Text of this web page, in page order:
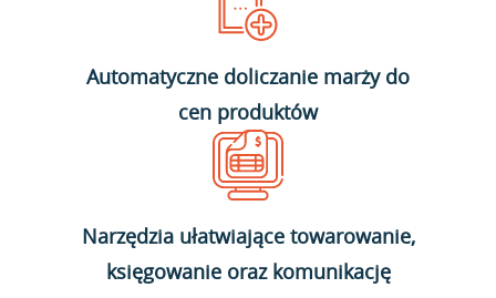
Automatyczne doliczanie marży do
cen produktów
Narzędzia ułatwiające towarowanie,
księgowanie oraz komunikację